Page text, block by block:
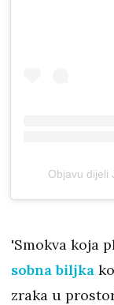
Objavu dijeli
'Smokva koja
sobna biljka
zraka u